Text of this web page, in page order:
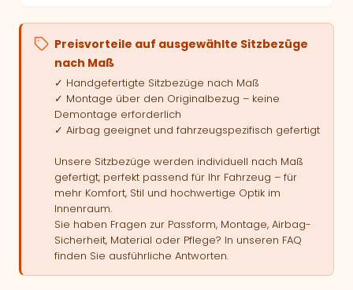
Preisvorteile auf ausgewählte Sitzbezüge
nach Maß
✓ Handgefertigte Sitzbezüge nach Maß
✓ Montage über den Originalbezug – keine
Demontage erforderlich
✓ Airbag geeignet und fahrzeugspezifisch gefertigt
Unsere Sitzbezüge werden individuell nach Maß
gefertigt, perfekt passend für Ihr Fahrzeug – für
mehr Komfort, Stil und hochwertige Optik im
Innenraum.
Sie haben Fragen zur Passform, Montage, Airbag-
Sicherheit, Material oder Pflege? In unseren FAQ
finden Sie ausführliche Antworten.